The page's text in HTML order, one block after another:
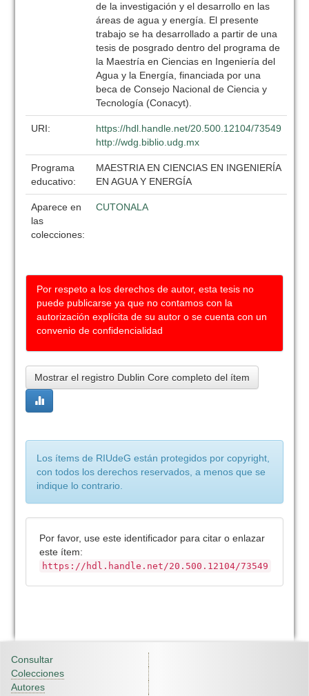
de la investigación y el desarrollo en las
áreas de agua y energía. El presente
trabajo se ha desarrollado a partir de una
tesis de posgrado dentro del programa de
la Maestría en Ciencias en Ingeniería del
Agua y la Energía, financiada por una
beca de Consejo Nacional de Ciencia y
Tecnología (Conacyt).
URI:
https://hdl.handle.net/20.500.12104/73549
http://wdg.biblio.udg.mx
Programa
educativo:
MAESTRIA EN CIENCIAS EN INGENIERÍA
EN AGUA Y ENERGÍA
Aparece en
las
colecciones:
CUTONALA
Por respeto a los derechos de autor, esta tesis no
puede publicarse ya que no contamos con la
autorización explícita de su autor o se cuenta con un
convenio de confidencialidad
Mostrar el registro Dublin Core completo del ítem
Los ítems de RIUdeG están protegidos por copyright,
con todos los derechos reservados, a menos que se
indique lo contrario.
Por favor, use este identificador para citar o enlazar
este ítem:
https://hdl.handle.net/20.500.12104/73549
Consultar
Colecciones
Autores